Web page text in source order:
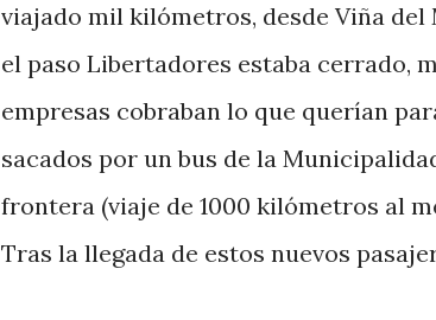
viajado mil kilómetros, desde Viña del
el paso Libertadores estaba cerrado,
empresas cobraban lo que querían
sacados por un bus de la
frontera (viaje de 1000 kilómetros al
Tras la llegada de estos nuevos